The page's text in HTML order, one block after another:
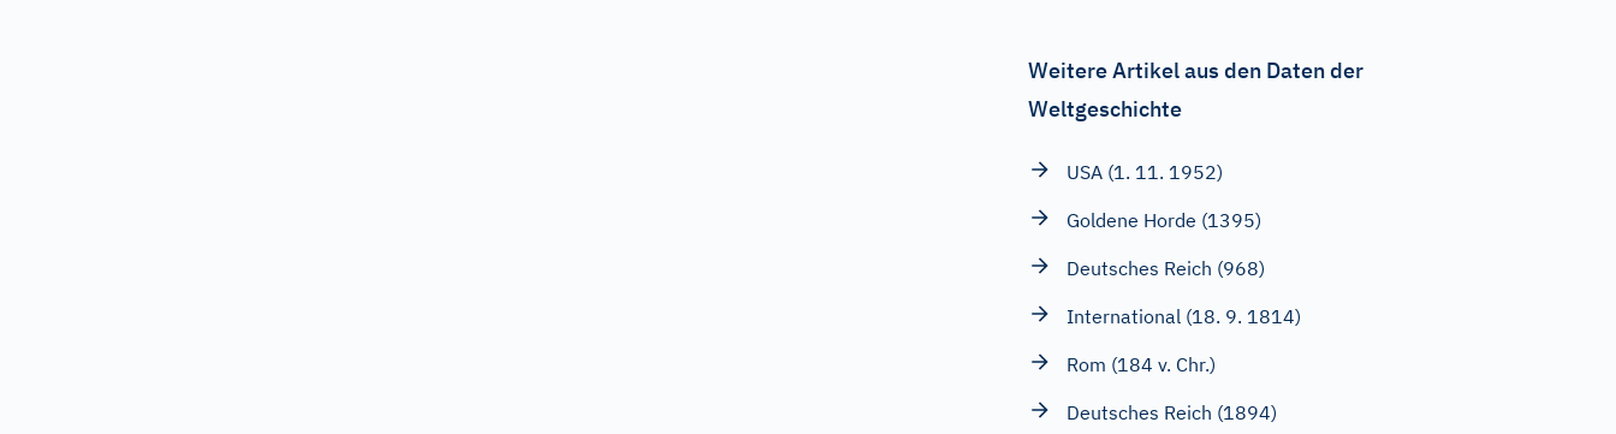
Weitere Artikel aus den Daten der
Weltgeschichte
USA (1. 11. 1952)
Goldene Horde (1395)
Deutsches Reich (968)
International (18. 9. 1814)
Rom (184 v. Chr.)
Deutsches Reich (1894)